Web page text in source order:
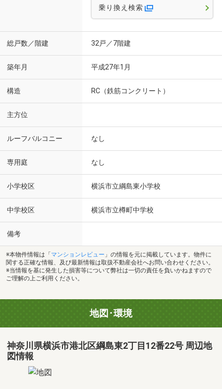
乗り換え検索
総戸数／階建 32戸／7階建
築年月 平成27年1月
構造 RC（鉄筋コンクリート）
主方位
ルーフバルコニー なし
専用庭 なし
小学校区 横浜市立綱島東小学校
中学校区 横浜市立樽町中学校
備考
※本物件情報は「 マンションレビュー 」の情報を元に掲載しています。物件に
関する正確な情報、及び最新情報は取扱不動産会社へお問い合わせください。
※当情報を基に発生した損害等について弊社は一切の責任を負いかねますので
ご理解の上ご利用ください。
地図･環境
神奈川県横浜市港北区綱島東2丁目12番22号 周辺地
図情報